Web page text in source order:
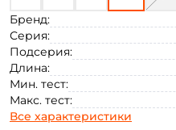
Бренд:
Серия:
Подсерия:
Длина:
Мин. тест:
Макс. тест:
Все характеристики